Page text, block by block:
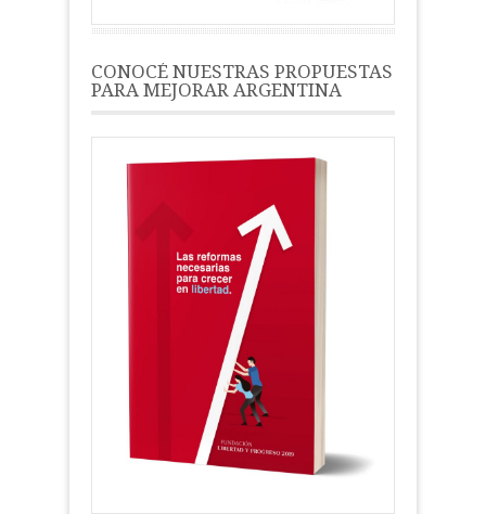
CONOCÉ NUESTRAS PROPUESTAS
PARA MEJORAR ARGENTINA